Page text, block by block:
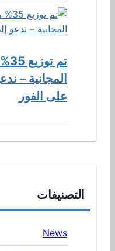
المجانية –
على الفور
التصنيفات
News